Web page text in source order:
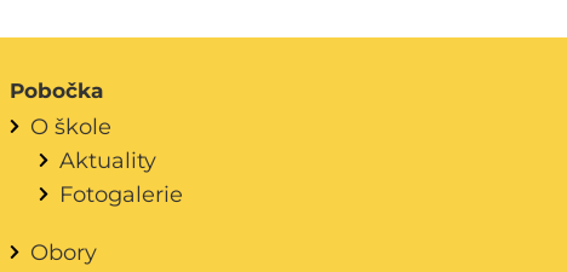
Pobočka
O škole
Aktuality
Fotogalerie
Obory